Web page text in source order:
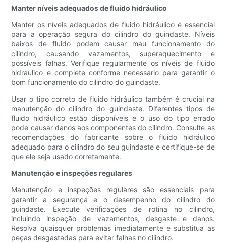
Manter níveis adequados de fluido hidráulico
Manter os níveis adequados de fluido hidráulico é essencial
para a operação segura do cilindro do guindaste. Níveis
baixos de fluido podem causar mau funcionamento do
cilindro, causando vazamentos, superaquecimento e
possíveis falhas. Verifique regularmente os níveis de fluido
hidráulico e complete conforme necessário para garantir o
bom funcionamento do cilindro do guindaste.
Usar o tipo correto de fluido hidráulico também é crucial na
manutenção do cilindro do guindaste. Diferentes tipos de
fluido hidráulico estão disponíveis e o uso do tipo errado
pode causar danos aos componentes do cilindro. Consulte as
recomendações do fabricante sobre o fluido hidráulico
adequado para o cilindro do seu guindaste e certifique-se de
que ele seja usado corretamente.
Manutenção e inspeções regulares
Manutenção e inspeções regulares são essenciais para
garantir a segurança e o desempenho do cilindro do
guindaste. Execute verificações de rotina no cilindro,
incluindo inspeção de vazamentos, desgaste e danos.
Resolva quaisquer problemas imediatamente e substitua as
peças desgastadas para evitar falhas no cilindro.